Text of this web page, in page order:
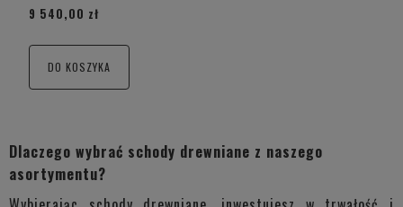
9 540,00 zł
DO KOSZYKA
Dlaczego wybrać schody drewniane z naszego
asortymentu?